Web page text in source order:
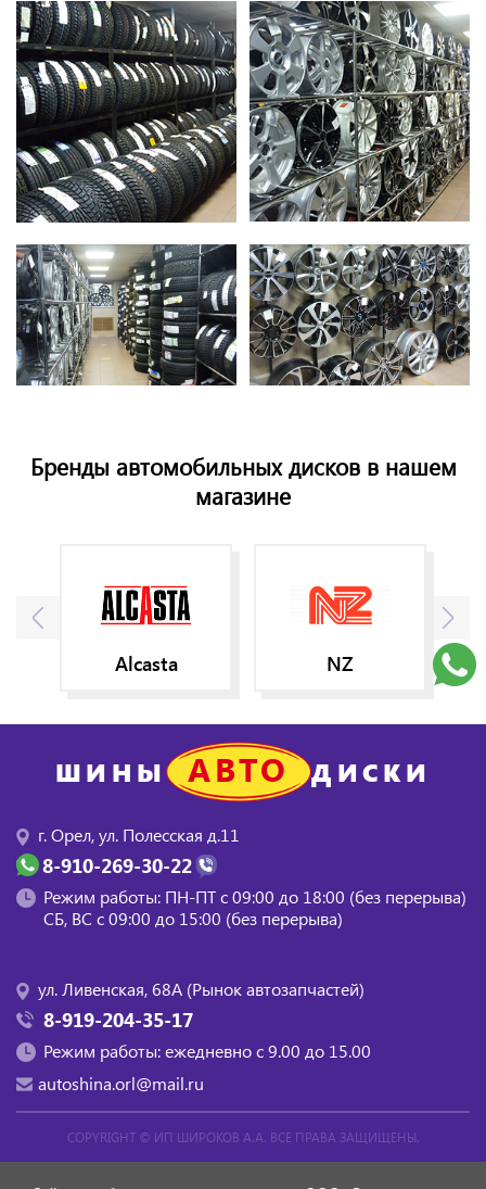
Бренды автомобильных дисков в нашем
магазине
Alcasta NZ
ШИНЫ АВТО ДИСКИ
г. Орел, ул. Полесская д.11
8-910-269-30-22
Режим работы: ПН-ПТ с 09:00 до 18:00 (без перерыва)
СБ, BC с 09:00 до 15:00 (без перерыва)
ул. Ливенская, 68А (Рынок автозапчастей)
8-919-204-35-17
Режим работы: ежедневно с 9.00 до 15.00
autoshina.orl@mail.ru
COPYRIGHT © ИП ШИРОКОВ А.А. ВСЕ ПРАВА ЗАЩИЩЕНЫ.